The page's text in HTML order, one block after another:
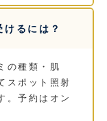
るには？
の種類・肌
スポット照射
。予約はオン